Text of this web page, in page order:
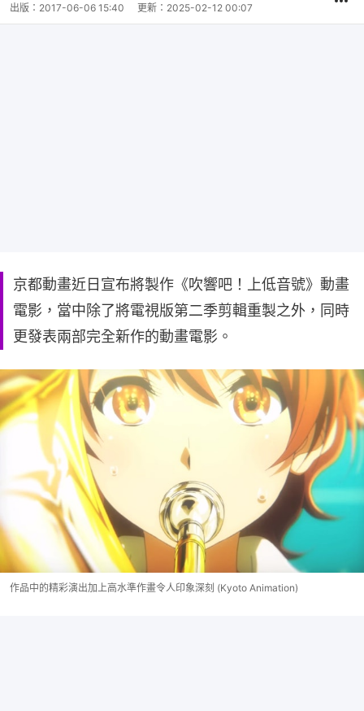
出版： 2017-06-06 15:40 更新： 2025-02-12 00:07
京都動畫近日宣布將製作《吹響吧！上低音號》動畫
電影，當中除了將電視版第二季剪輯重製之外，同時
更發表兩部完全新作的動畫電影。
作品中的精彩演出加上高水準作畫令人印象深刻 (Kyoto Animation)